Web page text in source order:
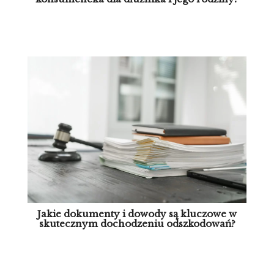
Jakie dokumenty i dowody są kluczowe w
skutecznym dochodzeniu odszkodowań?